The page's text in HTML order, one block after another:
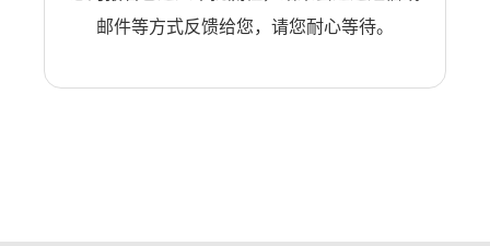
邮件等方式反馈给您，请您耐心等待。